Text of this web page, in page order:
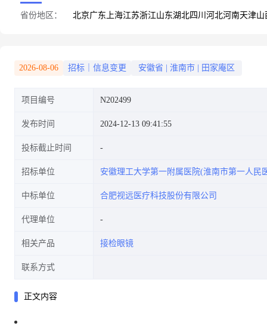
省份地区： 北京广东 上海江苏浙江山东湖北四川 河北河南天津山
2026-08-06 招标｜信息变更 安徽省 淮南市 田家庵区
项目编号 N202499
发布时间 2024-12-13 09:41:55
投标截止时间
招标单位 安徽理工大学第一附属医院(淮南市第一人民
中标单位 合肥视远医疗科技股份有限公司
代理单位
相关产品 接检眼镜
联系方式
正文内容